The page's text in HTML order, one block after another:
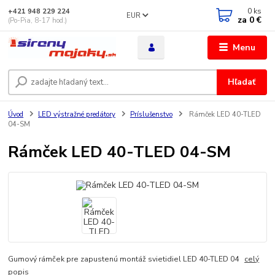
Menu
EUR
Hľadať
+421 948 229 224
(Po-Pia, 8-17 hod.)
0 ks
za 0 €
Úvod LED výstražné predátory Príslušenstvo
Rámček LED 40-TLED
04-SM
Rámček LED 40-TLED 04-SM
Gumový rámček pre zapustenú montáž svietidiel LED 40-TLED 04 celý
popis